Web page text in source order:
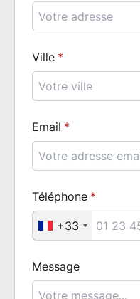
Ville
Email
Téléphone
+33
Message